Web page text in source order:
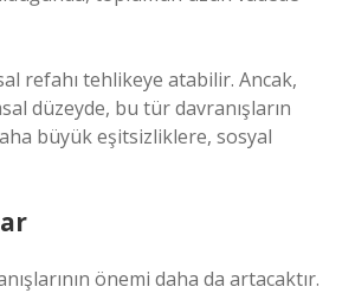
refahı tehlikeye atabilir. Ancak,
düzeyde, bu tür davranışların
büyük eşitsizliklere, sosyal
önemi daha da artacaktır.